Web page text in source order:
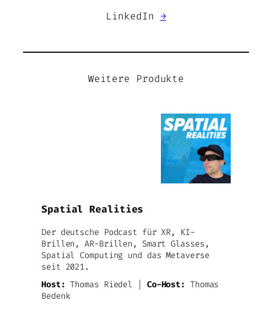
LinkedIn →
Weitere Produkte
Spatial Realities
Der deutsche Podcast für XR, KI-
Brillen, AR-Brillen, Smart Glasses,
Spatial Computing und das Metaverse
seit 2021.
Host: Thomas Riedel | Co-Host: Thomas
Bedenk